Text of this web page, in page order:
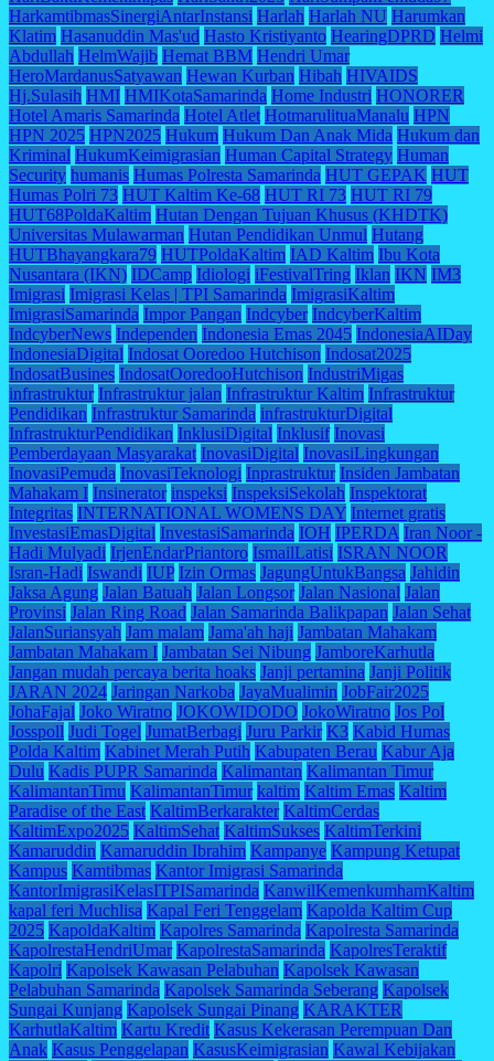
HarkamtibmasSinergiAntarInstansi Harlah Harlah NU Harumkan
Klatim Hasanuddin Mas'ud Hasto Kristiyanto HearingDPRD Helmi
Abdullah HelmWajib Hemat BBM Hendri Umar
HeroMardanusSatyawan Hewan Kurban Hibah HIVAIDS
Hj.Sulasih HMI HMIKotaSamarinda Home Industri HONORER
Hotel Amaris Samarinda Hotel Atlet HotmarulituaManalu HPN
HPN 2025 HPN2025 Hukum Hukum Dan Anak Mida Hukum dan
Kriminal HukumKeimigrasian Human Capital Strategy Human
Security humanis Humas Polresta Samarinda HUT GEPAK HUT
Humas Polri 73 HUT Kaltim Ke-68 HUT RI 73 HUT RI 79
HUT68PoldaKaltim Hutan Dengan Tujuan Khusus (KHDTK)
Universitas Mulawarman Hutan Pendidikan Unmul Hutang
HUTBhayangkara79 HUTPoldaKaltim IAD Kaltim Ibu Kota
Nusantara (IKN) IDCamp Idiologi iFestivalTring Iklan IKN IM3
Imigrasi Imigrasi Kelas | TPI Samarinda ImigrasiKaltim
ImigrasiSamarinda Impor Pangan Indcyber IndcyberKaltim
IndcyberNews Independen Indonesia Emas 2045 IndonesiaAIDay
IndonesiaDigital Indosat Ooredoo Hutchison Indosat2025
IndosatBusines IndosatOoredooHutchison IndustriMigas
infrastruktur Infrastruktur jalan Infrastruktur Kaltim Infrastruktur
Pendidikan Infrastruktur Samarinda infrastrukturDigital
InfrastrukturPendidikan InklusiDigital Inklusif Inovasi
Pemberdayaan Masyarakat InovasiDigital InovasiLingkungan
InovasiPemuda InovasiTeknologi Inprastruktur Insiden Jambatan
Mahakam I Insinerator inspeksi InspeksiSekolah Inspektorat
Integritas INTERNATIONAL WOMENS DAY Internet gratis
InvestasiEmasDigital InvestasiSamarinda IOH IPERDA Iran Noor -
Hadi Mulyadi IrjenEndarPriantoro IsmailLatisi ISRAN NOOR
Isran-Hadi Iswandi IUP Izin Ormas JagungUntukBangsa Jahidin
Jaksa Agung Jalan Batuah Jalan Longsor Jalan Nasional Jalan
Provinsi Jalan Ring Road Jalan Samarinda Balikpapan Jalan Sehat
JalanSuriansyah Jam malam Jama'ah haji Jambatan Mahakam
Jambatan Mahakam I Jambatan Sei Nibung JamboreKarhutla
Jangan mudah percaya berita hoaks Janji pertamina Janji Politik
JARAN 2024 Jaringan Narkoba JayaMualimin JobFair2025
JohaFajal Joko Wiratno JOKOWIDODO JokoWiratno Jos Pol
Josspoll Judi Togel JumatBerbagi Juru Parkir K3 Kabid Humas
Polda Kaltim Kabinet Merah Putih Kabupaten Berau Kabur Aja
Dulu Kadis PUPR Samarinda Kalimantan Kalimantan Timur
KalimantanTimu KalimantanTimur kaltim Kaltim Emas Kaltim
Paradise of the East KaltimBerkarakter KaltimCerdas
KaltimExpo2025 KaltimSehat KaltimSukses KaltimTerkini
Kamaruddin Kamaruddin Ibrahim Kampanye Kampung Ketupat
Kampus Kamtibmas Kantor Imigrasi Samarinda
KantorImigrasiKelasITPISamarinda KanwilKemenkumhamKaltim
kapal feri Muchlisa Kapal Feri Tenggelam Kapolda Kaltim Cup
2025 KapoldaKaltim Kapolres Samarinda Kapolresta Samarinda
KapolrestaHendriUmar KapolrestaSamarinda KapolresTeraktif
Kapolri Kapolsek Kawasan Pelabuhan Kapolsek Kawasan
Pelabuhan Samarinda Kapolsek Samarinda Seberang Kapolsek
Sungai Kunjang Kapolsek Sungai Pinang KARAKTER
KarhutlaKaltim Kartu Kredit Kasus Kekerasan Perempuan Dan
Anak Kasus Penggelapan KasusKeimigrasian Kawal Kebijakan